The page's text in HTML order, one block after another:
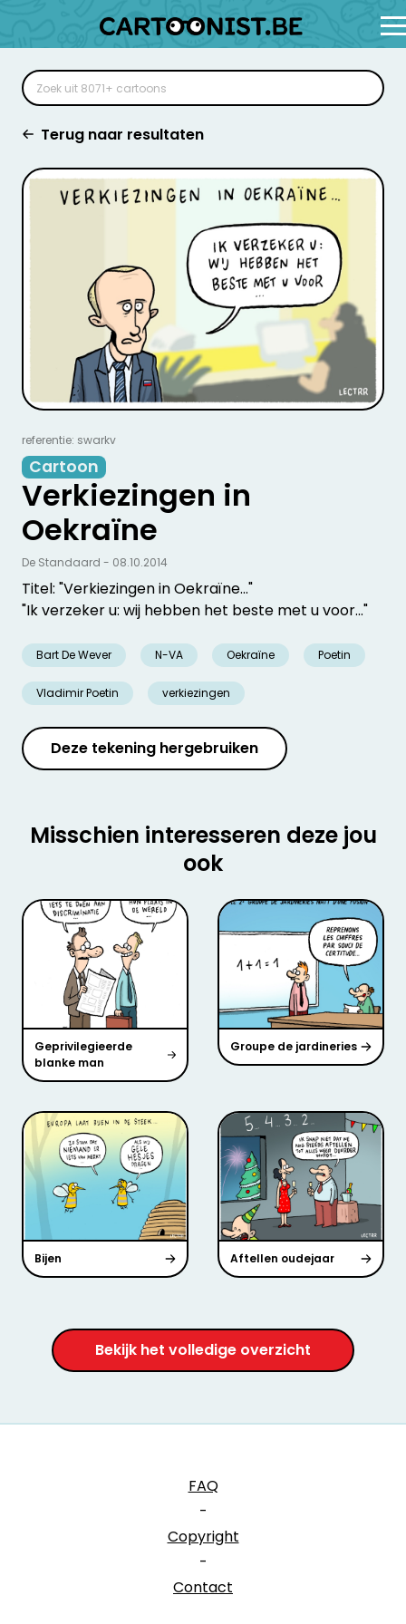
Terug naar resultaten
referentie: swarkv
Cartoon
Verkiezingen in
Oekraïne
Titel: "Verkiezingen in Oekraïne..."
"Ik verzeker u: wij hebben het beste met u voor..."
Bart De Wever N-VA Oekraïne Poetin
Vladimir Poetin verkiezingen
De Standaard - 08.10.2014
Deze tekening hergebruiken
Misschien interesseren deze jou
ook
Geprivilegieerde
blanke man
Groupe de jardineries
Bijen Aftellen oudejaar
Bekijk het volledige overzicht
FAQ
-
Copyright
-
Contact